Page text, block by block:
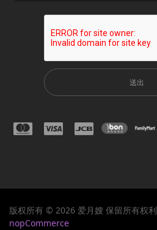
送出
版权所有 © 2026 爱月嫂 保留所有权利
nopCommerce